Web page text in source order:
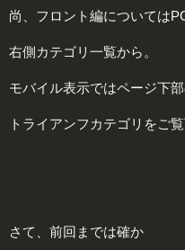
尚、フロント編については
右側カテゴリ一覧から。
モバイル表示ではページ下
トライアンフカテゴリをご覧
さて、前回までは確か